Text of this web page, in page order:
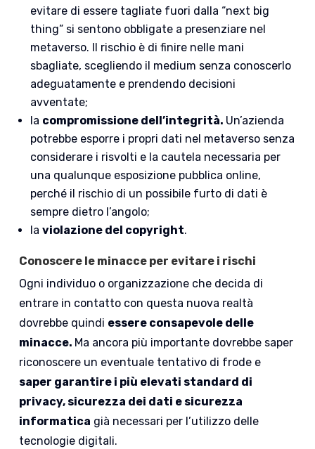
evitare di essere tagliate fuori dalla “next big
thing” si sentono obbligate a presenziare nel
metaverso. Il rischio è di finire nelle mani
sbagliate, scegliendo il medium senza conoscerlo
adeguatamente e prendendo decisioni
avventate;
la compromissione dell’integrità. Un’azienda
potrebbe esporre i propri dati nel metaverso senza
considerare i risvolti e la cautela necessaria per
una qualunque esposizione pubblica online,
perché il rischio di un possibile furto di dati è
sempre dietro l’angolo;
laviolazione del copyright.
Conoscere le minacce per evitare i rischi
Ogni individuo o organizzazione che decida di
entrare in contatto con questa nuova realtà
dovrebbe quindi essere consapevole delle
minacce. Ma ancora più importante dovrebbe saper
riconoscere un eventuale tentativo di frode e
saper garantire i più elevati standard di
privacy, sicurezza dei dati e sicurezza
informatica già necessari per l’utilizzo delle
tecnologie digitali.